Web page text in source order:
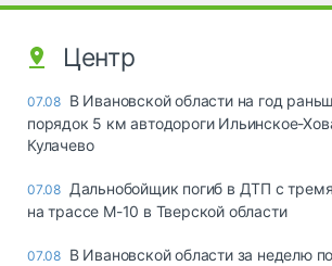
Центр
07.08 В Ивановской области на год
порядок 5 км автодороги Ильинское-
Кулачево
07.08 Дальнобойщик погиб в ДТП с
на трассе М-10 в Тверской области
07.08 В Ивановской области за неделю